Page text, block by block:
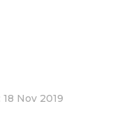
Nov 2019